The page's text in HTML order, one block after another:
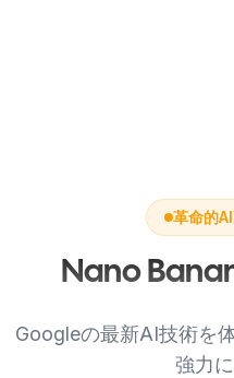
革命的
Nano
Googleの最新AI技術を
強力に